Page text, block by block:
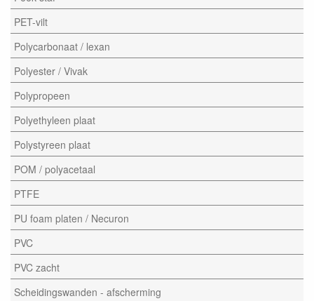
PET-vilt
Polycarbonaat / lexan
Polyester / Vivak
Polypropeen
Polyethyleen plaat
Polystyreen plaat
POM / polyacetaal
PTFE
PU foam platen / Necuron
PVC
PVC zacht
Scheidingswanden - afscherming